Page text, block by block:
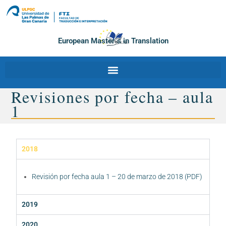
European Master´s in Translation
Revisiones por fecha – aula
1
2018
Revisión por fecha aula 1 – 20 de marzo de 2018 (PDF)
2019